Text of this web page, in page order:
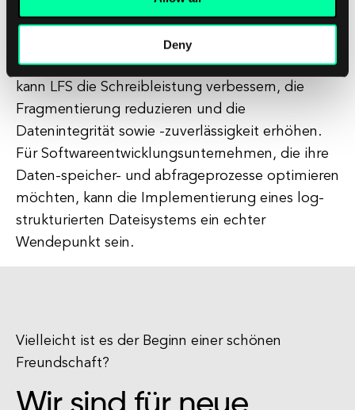
Deny
Vorteile für Softwareentwicklungsprojekte
bringen kann. Durch die Organisation von Daten
in einer sequenziellen, log-ähnlichen Struktur
kann LFS die Schreibleistung verbessern, die
Fragmentierung reduzieren und die
Datenintegrität sowie -zuverlässigkeit erhöhen.
Für Softwareentwicklungsunternehmen, die ihre
Daten-speicher- und abfrageprozesse optimieren
möchten, kann die Implementierung eines log-
strukturierten Dateisystems ein echter
Wendepunkt sein.
Vielleicht ist es der Beginn einer schönen
Freundschaft?